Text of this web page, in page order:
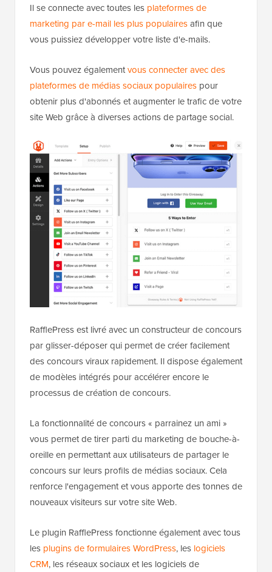
Il se connecte avec toutes les plateformes de
marketing par e-mail les plus populairesafin que
vous puissiez développer votre liste d'e-mails.
Vous pouvez égalementvous connecter avec des
plateformes de médias sociaux populaires pour
obtenir plus d'abonnés et augmenter le trafic de votre
site Web grâce à diverses actions de partage social.
RafflePress est livré avec un constructeur de concours
par glisser-déposer qui permet de créer facilement
des concours viraux rapidement. Il dispose également
de modèles intégrés pour accélérer encore le
processus de création de concours.
La fonctionnalité de concours « parrainez un ami »
vous permet de tirer parti du marketing de bouche-à-
oreille en permettant aux utilisateurs de partager le
concours sur leurs profils de médias sociaux. Cela
renforce l'engagement et vous apporte des tonnes de
nouveaux visiteurs sur votre site Web.
Le plugin RafflePress fonctionne également avec tous
les plugins de formulaires WordPress, les logiciels
CRM, les réseaux sociaux et les logiciels de